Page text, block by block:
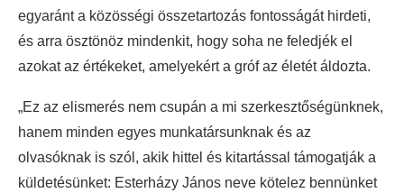
egyaránt a közösségi összetartozás fontosságát hirdeti,
és arra ösztönöz mindenkit, hogy soha ne feledjék el
azokat az értékeket, amelyekért a gróf az életét áldozta.
„Ez az elismerés nem csupán a mi szerkesztőségünknek,
hanem minden egyes munkatársunknak és az
olvasóknak is szól, akik hittel és kitartással támogatják a
küldetésünket: Esterházy János neve kötelez bennünket